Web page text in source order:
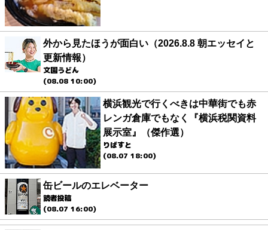
外から見たほうが面白い（2026.8.8 朝エッセイと
更新情報）
文園うどん
(08.08 10:00)
横浜観光で行くべきは中華街でも赤
レンガ倉庫でもなく『横浜税関資料
展示室』（傑作選）
りばすと
(08.07 18:00)
缶ビールのエレベーター
読者投稿
(08.07 16:00)